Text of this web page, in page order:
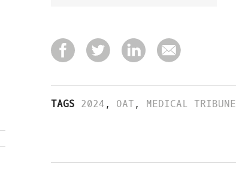
TAGS 2024, OAT, MEDICAL TRIBUNE